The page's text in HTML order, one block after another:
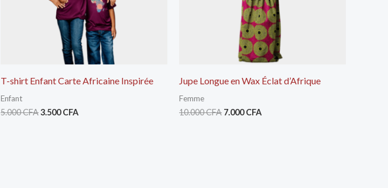
T-shirt Enfant Carte Africaine Inspirée
Enfant
5.000CFA3.500CFA
Jupe Longue en Wax Éclat d’Afrique
Femme
10.000CFA 7.000CFA